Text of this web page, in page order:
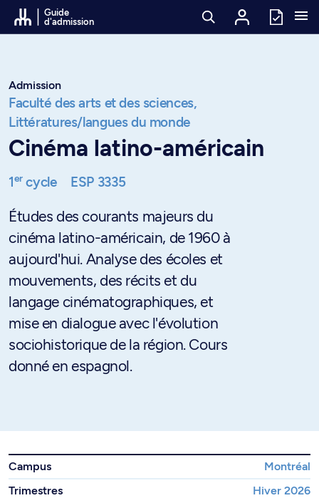
Passer au contenu
Guide
d'admission
Admission
Faculté des arts et des sciences,
Littératures/langues du monde
Cinéma latino-américain
1ercycle ESP 3335
Études des courants majeurs du
cinéma latino-américain, de 1960 à
aujourd'hui. Analyse des écoles et
mouvements, des récits et du
langage cinématographiques, et
mise en dialogue avec l'évolution
sociohistorique de la région. Cours
donné en espagnol.
Campus
Montréal
Trimestres
Hiver 2026